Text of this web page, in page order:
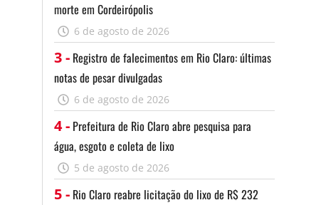
morte em Cordeirópolis
6 de agosto de 2026
3 - Registro de falecimentos em Rio Claro: últimas
notas de pesar divulgadas
6 de agosto de 2026
4 - Prefeitura de Rio Claro abre pesquisa para
água, esgoto e coleta de lixo
5 de agosto de 2026
5 - Rio Claro reabre licitação do lixo de R$ 232